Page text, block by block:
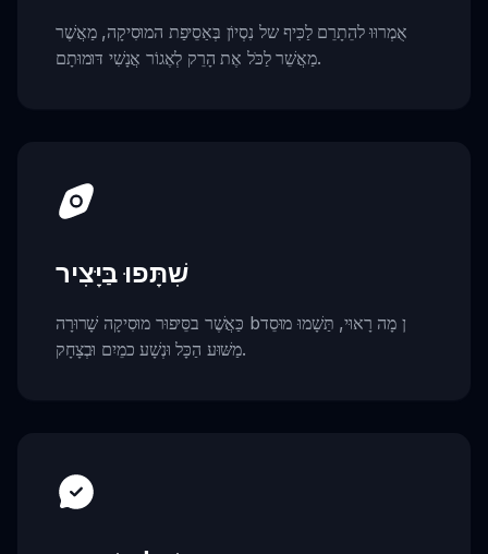
אֻמְרוּוּ להֵתָרֵם לַכִּיף של נִסְיוֹן בְּאַסֵיפַת המוּסִיקָה, מַאֲשֶׁר
מַאֲשֵׁר לַכֹּל אֶת הָרֵק לְאֶגוֹר אֲנָשִׁי דּוּמוּתָם.
שִׁתָּפוּ בַּיָּצִיר
כַּאֲשֶׁר בסֵּיפוּר מוּסִיקָה שָׁרוּרָה bן מָה רָאוּי, תַּשָׁמוּ מוּסֵד
מַשּׁוּע הַכָּל וּנְשָׁע כמֵיִם וּבְצָחָק.